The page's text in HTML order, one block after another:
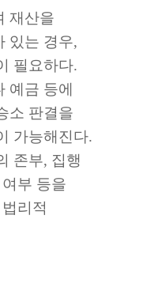
재산을
있는 경우,
필요하다.
예금 등에
소 판결을
가능해진다.
존부, 집행
부 등을
리적